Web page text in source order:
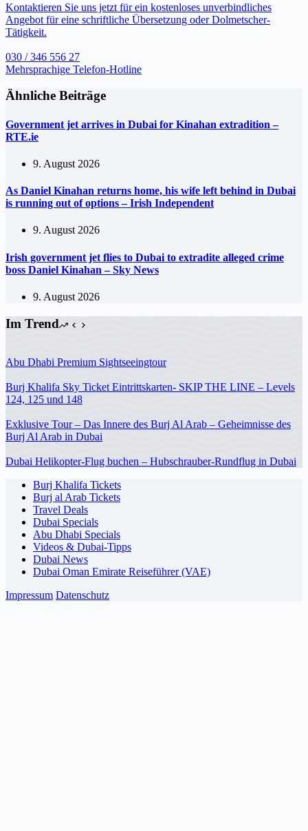
Kontaktieren Sie uns jetzt für ein kostenloses unverbindliches
Angebot für eine schriftliche Übersetzung oder Dolmetscher-
Tätigkeit.
030 / 346 556 27
Mehrsprachige Telefon-Hotline
Ähnliche Beiträge
Government jet arrives in Dubai for Kinahan extradition –
RTE.ie
9. August 2026
As Daniel Kinahan returns home, his wife left behind in Dubai
is running out of options – Irish Independent
9. August 2026
Irish government jet flies to Dubai to extradite alleged crime
boss Daniel Kinahan – Sky News
9. August 2026
Im Trend
Abu Dhabi Premium Sightseeingtour
Burj Khalifa Sky Ticket Eintrittskarten- SKIP THE LINE – Levels
124, 125 und 148
Exklusive Tour – Das Innere des Burj Al Arab – Geheimnisse des
Burj Al Arab in Dubai
Dubai Helikopter-Flug buchen – Hubschrauber-Rundflug in Dubai
Burj Khalifa Tickets
Burj al Arab Tickets
Travel Deals
Dubai Specials
Abu Dhabi Specials
Videos & Dubai-Tipps
Dubai News
Dubai Oman Emirate Reiseführer (VAE)
Impressum Datenschutz